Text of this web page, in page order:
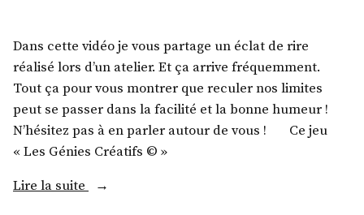
Dans cette vidéo je vous partage un éclat de rire
réalisé lors d’un atelier. Et ça arrive fréquemment.
Tout ça pour vous montrer que reculer nos limites
peut se passer dans la facilité et la bonne humeur !
N’hésitez pas à en parler autour de vous ! Ce jeu
« Les Génies Créatifs © »
Lire la suite